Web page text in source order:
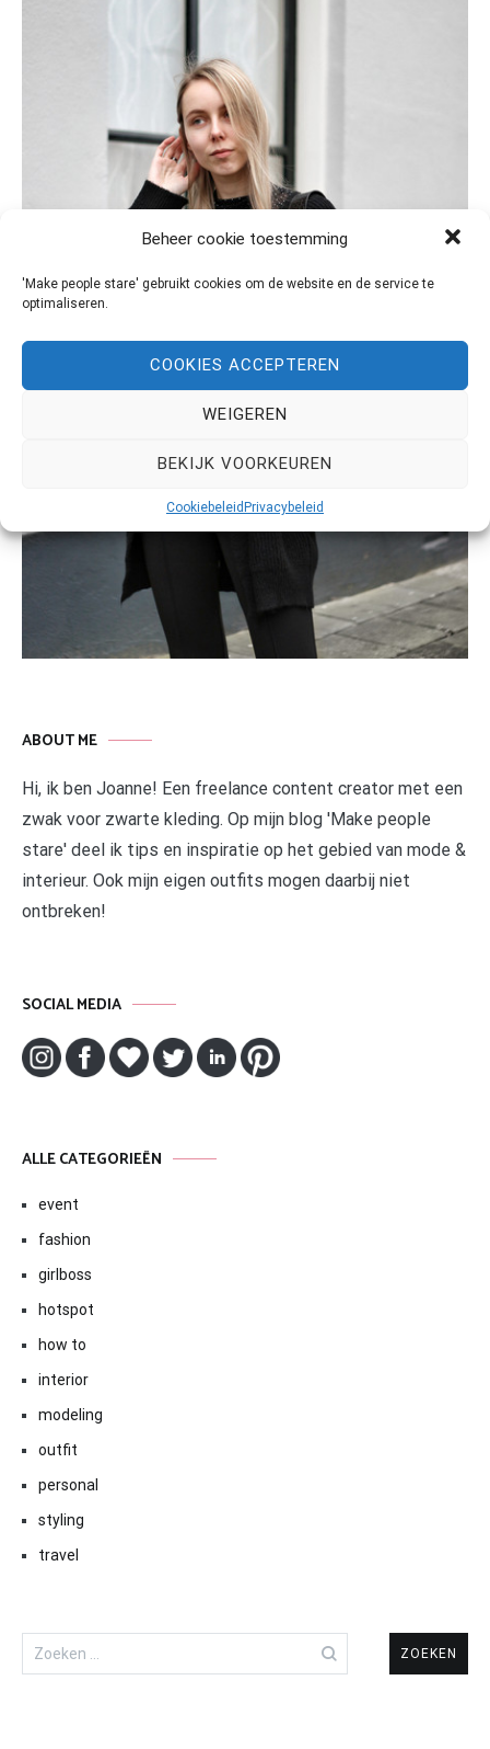
Beheer cookie toestemming
'Make people stare' gebruikt cookies om de website en de service te
optimaliseren.
COOKIES ACCEPTEREN
WEIGEREN
BEKIJK VOORKEUREN
CookiebeleidPrivacybeleid
ABOUT ME
Hi, ik ben Joanne! Een freelance content creator met een
zwak voor zwarte kleding. Op mijn blog 'Make people
stare' deel ik tips en inspiratie op het gebied van mode &
interieur. Ook mijn eigen outfits mogen daarbij niet
ontbreken!
SOCIAL MEDIA
ALLE CATEGORIEËN
event
fashion
girlboss
hotspot
how to
interior
modeling
outfit
personal
styling
travel
Zoeken
naar: